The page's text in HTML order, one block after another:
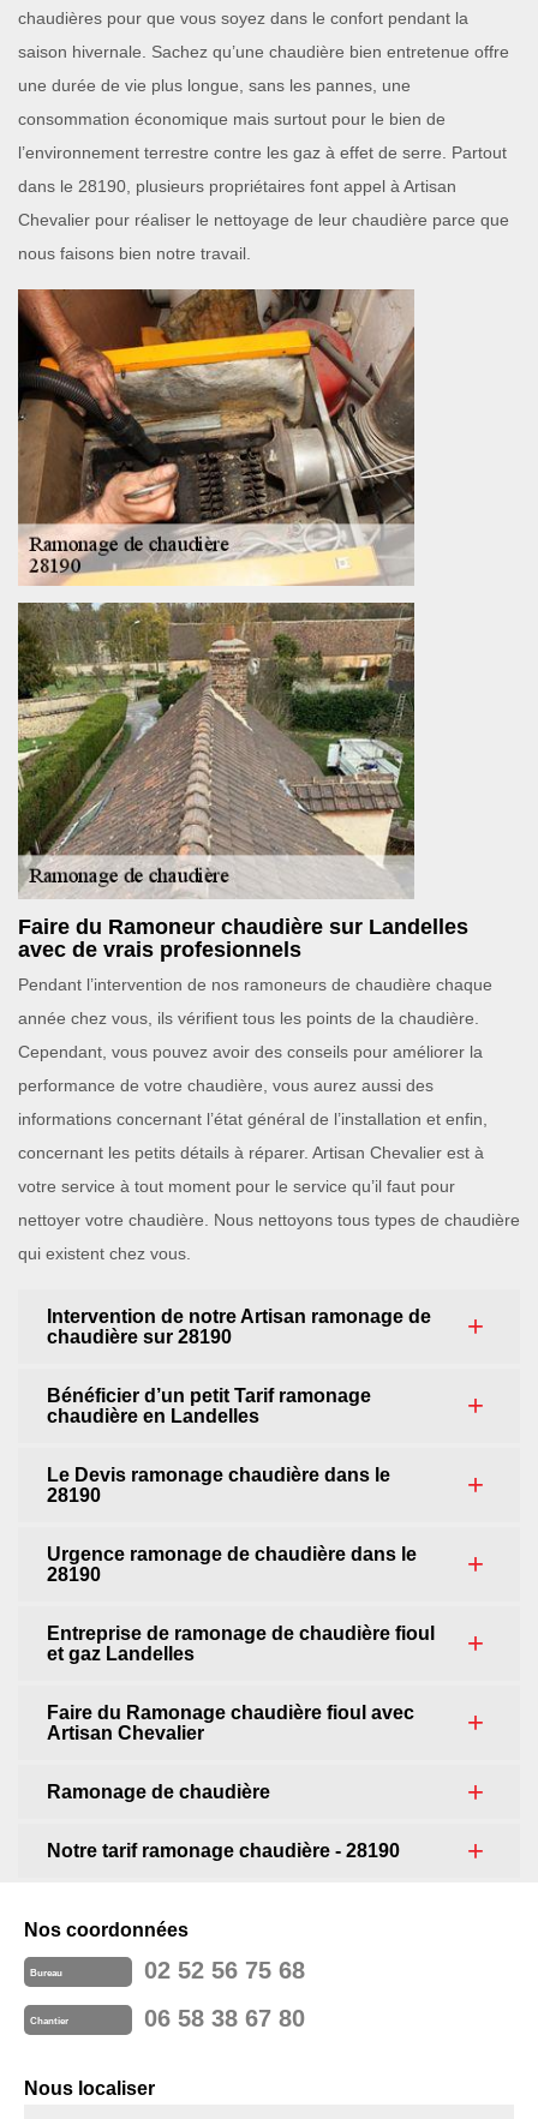
chaudières pour que vous soyez dans le confort pendant la
saison hivernale. Sachez qu’une chaudière bien entretenue offre
une durée de vie plus longue, sans les pannes, une
consommation économique mais surtout pour le bien de
l’environnement terrestre contre les gaz à effet de serre. Partout
dans le 28190, plusieurs propriétaires font appel à Artisan
Chevalier pour réaliser le nettoyage de leur chaudière parce que
nous faisons bien notre travail.
Faire du Ramoneur chaudière sur Landelles
avec de vrais profesionnels
Pendant l’intervention de nos ramoneurs de chaudière chaque
année chez vous, ils vérifient tous les points de la chaudière.
Cependant, vous pouvez avoir des conseils pour améliorer la
performance de votre chaudière, vous aurez aussi des
informations concernant l’état général de l’installation et enfin,
concernant les petits détails à réparer. Artisan Chevalier est à
votre service à tout moment pour le service qu’il faut pour
nettoyer votre chaudière. Nous nettoyons tous types de chaudière
qui existent chez vous.
Intervention de notre Artisan ramonage de
chaudière sur 28190
Bénéficier d’un petit Tarif ramonage
chaudière en Landelles
Le Devis ramonage chaudière dans le
28190
Urgence ramonage de chaudière dans le
28190
Entreprise de ramonage de chaudière fioul
et gaz Landelles
Faire du Ramonage chaudière fioul avec
Artisan Chevalier
Ramonage de chaudière
Notre tarif ramonage chaudière - 28190
Nos coordonnées
Bureau 02 52 56 75 68
Chantier 06 58 38 67 80
Nous localiser